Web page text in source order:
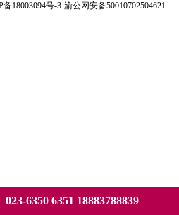
备18003094号-3 渝公网安备50010702504621
023-6350 6351 18883788839